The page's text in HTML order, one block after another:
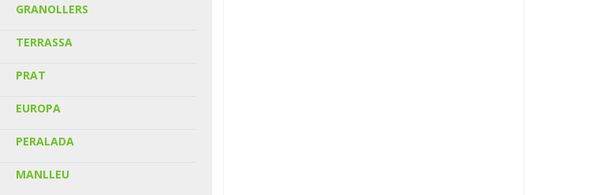
GRANOLLERS
TERRASSA
PRAT
EUROPA
PERALADA
MANLLEU